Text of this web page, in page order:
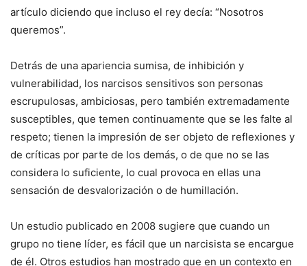
artículo diciendo que incluso el rey decía: “Nosotros
queremos”.
Detrás de una apariencia sumisa, de inhibición y
vulnerabilidad, los narcisos sensitivos son personas
escrupulosas, ambiciosas, pero también extremadamente
susceptibles, que temen continuamente que se les falte al
respeto; tienen la impresión de ser objeto de reflexiones y
de críticas por parte de los demás, o de que no se las
considera lo suficiente, lo cual provoca en ellas una
sensación de desvalorización o de humillación.
Un estudio publicado en 2008 sugiere que cuando un
grupo no tiene líder, es fácil que un narcisista se encargue
de él. Otros estudios han mostrado que en un contexto en